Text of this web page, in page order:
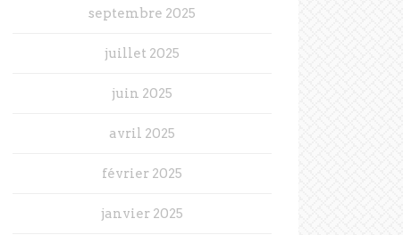
septembre 2025
juillet 2025
juin 2025
avril 2025
février 2025
janvier 2025